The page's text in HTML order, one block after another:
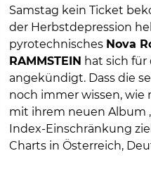
Samstag kein Ticket
der Herbstdepression
pyrotechnisches Nova
RAMMSTEIN
hat sich für
angekündigt. Dass die
noch immer wissen, wie
mit ihrem neuen Album
Index-Einschränkung
Charts in Österreich,